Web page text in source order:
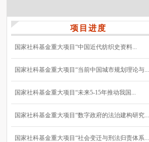
项目进度
国家社科基金重大项目“中国近代纺织史资料...
国家社科基金重大项目“当前中国城市规划理论与...
国家社科基金重大项目“未来5-15年推动我国...
国家社科基金重大项目“数字政府的法治建构研究...
国家社科基金重大项目“社会变迁与刑法归责体系...